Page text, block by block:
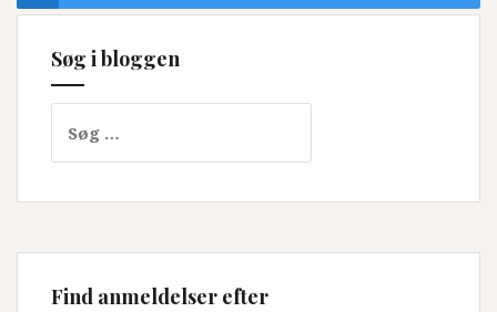
Søg i bloggen
efter:
Find anmeldelser efter